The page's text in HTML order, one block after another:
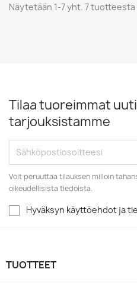
Näytetään 1-7 yht. 7 tuotteesta
Tilaa tuoreimmat
tarjouksistamme
Voit peruuttaa tilauksen milloin
oikeudellisista tiedoista.
Hyväksyn käyttöehdot ja
TUOTTEET